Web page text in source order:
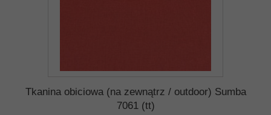
Tkanina obiciowa (na zewnątrz / outdoor) Sumba
7061 (tt)